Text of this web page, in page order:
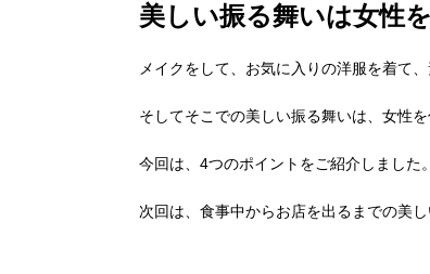
美しい振る舞いは女性
メイクをして、お気に入りの洋服を着て
そしてそこでの美しい振る舞いは、女性
今回は、4つのポイントをご紹介しました。
次回は、食事中からお店を出るまでの美